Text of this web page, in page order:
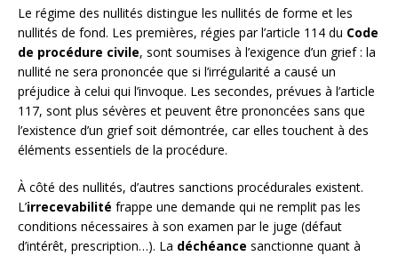
Le régime des nullités distingue les nullités de forme et les
nullités de fond. Les premières, régies par l’article 114 du Code
de procédure civile, sont soumises à l’exigence d’un grief : la
nullité ne sera prononcée que si l’irrégularité a causé un
préjudice à celui qui l’invoque. Les secondes, prévues à l’article
117, sont plus sévères et peuvent être prononcées sans que
l’existence d’un grief soit démontrée, car elles touchent à des
éléments essentiels de la procédure.
À côté des nullités, d’autres sanctions procédurales existent.
L’irrecevabilité frappe une demande qui ne remplit pas les
conditions nécessaires à son examen par le juge (défaut
d’intérêt, prescription…). La déchéance sanctionne quant à